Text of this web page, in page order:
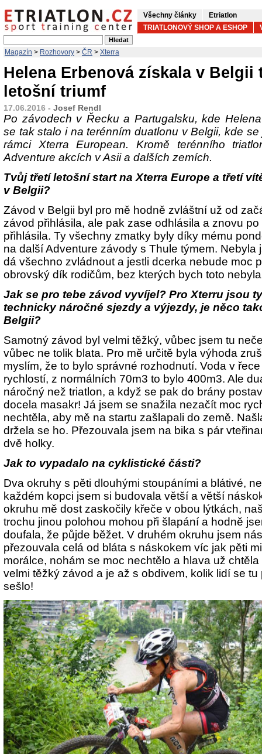
Všechny články
Etriatlon
TRIATLONOVÝ SHOP A ESHOP
Magazín > Rozhovory > ČR > Xterra
Helena Erbenová získala v Belgii
letošní triumf
17.06.2016 - Josef Rendl
Po závodech v Řecku a Partugalsku, kde
se tak stalo i na terénním duatlonu v Belgii, kde
rámci Xterra European. Kromě terénního
Adventure akcích v Asii a dalších zemích.
Tvůj třetí letošní start na Xterra Europe a třetí
v Belgii?
Závod v Belgii byl pro mě hodně zvláštní už od
závod přihlásila, ale pak zase odhlásila a znovu
přihlásila. Ty všechny zmatky byly díky mému
na další Adventure závody s Thule týmem. Nebyla
dá všechno zvládnout a jestli dcerka nebude moc
obrovský dík rodičům, bez kterých bych toto
Jak se pro tebe závod vyvíjel? Pro Xterru jsou
technicky náročné sjezdy a výjezdy, je něco
Belgii?
Samotný závod byl velmi těžký, vůbec jsem tu
vůbec ne tolik blata. Pro mě určitě byla výhoda
myslím, že to bylo správné rozhodnutí. Voda v
rychlostí, z normálních 70m3 to bylo 400m3. Ale
náročný než triatlon, a když se pak do brány
docela masakr! Já jsem se snažila nezačít moc
nechtěla, aby mě na startu zašlapali do země.
držela se ho. Přezouvala jsem na bika s pár
dvě holky.
Jak to vypadalo na cyklistické části?
Dva okruhy s pěti dlouhými stoupáními a blátivé,
každém kopci jsem si budovala větší a větší
okruhu mě dost zaskočily křeče v obou lýtkách,
trochu jinou polohou mohou při šlapání a hodně
doufala, že půjde běžet. V druhém okruhu jsem
přezouvala celá od bláta s náskokem víc jak pěti
morálce, nohám se moc nechtělo a hlava už
velmi těžký závod a je až s obdivem, kolik lidí se
sešlo!